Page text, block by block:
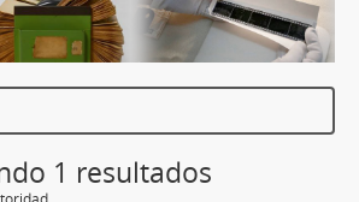
1 resultados